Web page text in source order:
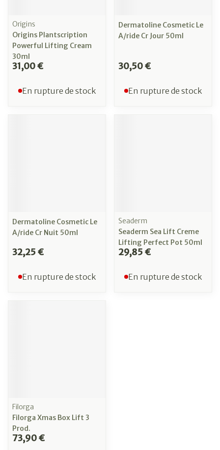
Origins
Origins Plantscription
Powerful Lifting Cream
30ml
31,00 €
En rupture de stock
Dermatoline Cosmetic Le
A/ride Cr Jour 50ml
30,50 €
En rupture de stock
Dermatoline Cosmetic Le
A/ride Cr Nuit 50ml
32,25 €
En rupture de stock
Seaderm
Seaderm Sea Lift Creme
Lifting Perfect Pot 50ml
29,85 €
En rupture de stock
Filorga
Filorga Xmas Box Lift 3
Prod.
73,90 €